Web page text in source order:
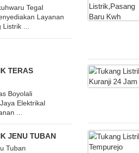
Tegal
Layanan
Listrik ...
TERAS
Boyolali
Elektrikal
...
JENU TUBAN
Tuban